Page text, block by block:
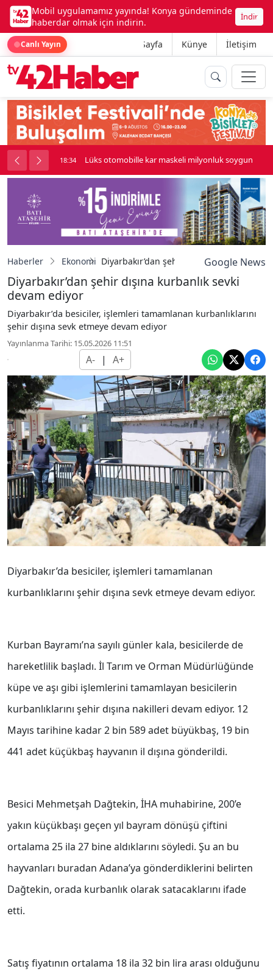
Mobil uygulamamız yayında! Konya gündeminde
haberdar olmak için indirin.
İndir
Canlı Yayın Ana Sayfa Künye İletişim
kavga çıktı 18:34 Lüks otomobille kar maskeli milyonluk soygun
Haberler Ekonomi Diyarbakır’dan şehir dışına kurbanlık
Google News
Diyarbakır’dan şehir dışına kurbanlık sevki
devam ediyor
Diyarbakır’da besiciler, işlemleri tamamlanan kurbanlıklarını
şehir dışına sevk etmeye devam ediyor
Yayınlanma Tarihi: 15.05.2026 11:51
A- | A+
Diyarbakır’da besiciler, işlemleri tamamlanan
kurbanlıklarını şehir dışına sevk etmeye devam ediyor.
Kurban Bayramı’na sayılı günler kala, besicilerde de
hareketlilik başladı. İl Tarım ve Orman Müdürlüğünde
küpe ve aşı gibi işlemlerini tamamlayan besicilerin
kurbanlıklarını şehir dışına nakilleri devam ediyor. 12
Mayıs tarihine kadar 2 bin 589 adet büyükbaş, 19 bin
441 adet küçükbaş hayvanın il dışına gönderildi.
Besici Mehmetşah Dağtekin, İHA muhabirine, 200’e
yakın küçükbaşı geçen yıl bayram dönüşü çiftini
ortalama 25 ila 27 bine aldıklarını söyledi. Şu an bu
hayvanları buradan Adana’ya gönderdiklerini belirten
Dağtekin, orada kurbanlık olarak satacaklarını ifade
etti.
Satış fiyatının ortalama 18 ila 32 bin lira arası olduğunu